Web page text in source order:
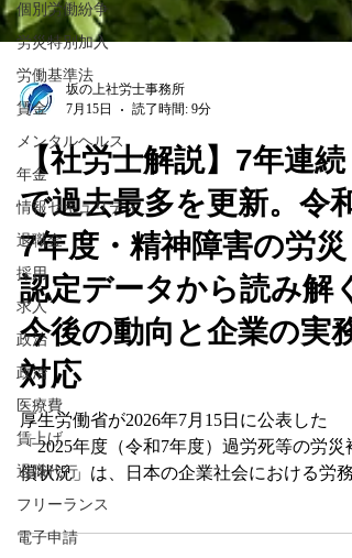
個別労働紛争
労災特別加入
労働基準法
賃金
メンタルヘルス
年金
情報セキュリティ
退職金
採用
求人
政治
政治
医療費
賃上げ
退職代行
フリーランス
電子申請
坂の上社労士事務所
7月15日
読了時間: 9分
【社労士解説】7年連続
で過去最多を更新。令和
7年度・精神障害の労災
認定データから読み解く
今後の動向と企業の実務
対応
厚生労働省が2026年7月15日に公表した
「2025年度（令和7年度）過労死等の労災
理の焦点を鮮明に映し出しています。長年